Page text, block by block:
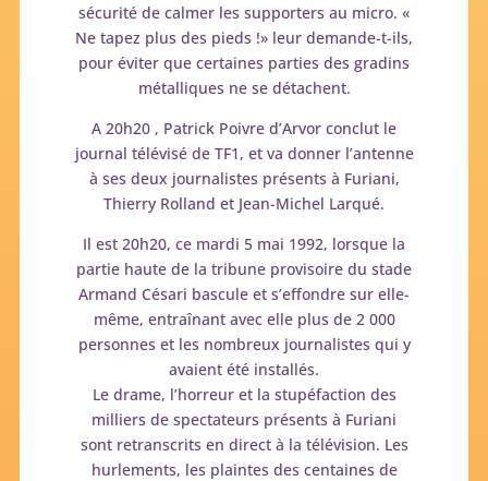
sécurité de calmer les supporters au micro. «
Ne tapez plus des pieds !» leur demande-t-ils,
pour éviter que certaines parties des gradins
métalliques ne se détachent.
A 20h20 , Patrick Poivre d’Arvor conclut le
journal télévisé de TF1, et va donner l’antenne
à ses deux journalistes présents à Furiani,
Thierry Rolland et Jean-Michel Larqué.
Il est 20h20, ce mardi 5 mai 1992, lorsque la
partie haute de la tribune provisoire du stade
Armand Césari bascule et s’effondre sur elle-
même, entraînant avec elle plus de 2 000
personnes et les nombreux journalistes qui y
avaient été installés.
Le drame, l’horreur et la stupéfaction des
milliers de spectateurs présents à Furiani
sont retranscrits en direct à la télévision. Les
hurlements, les plaintes des centaines de